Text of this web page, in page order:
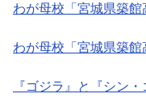
わが母校「宮城県築館
わが母校「宮城県築館
『ゴジラ』と『シン